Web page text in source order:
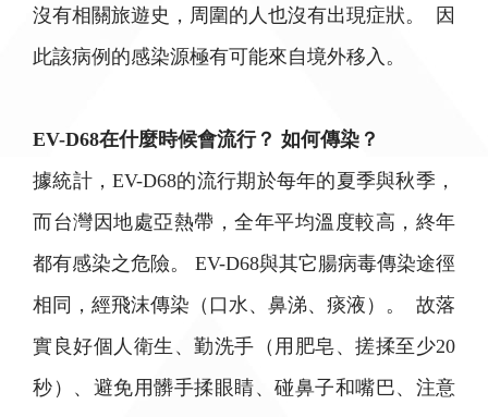
沒有相關旅遊史，周圍的人也沒有出現症狀。 因
此該病例的感染源極有可能來自境外移入。
EV-D68在什麼時候會流行？ 如何傳染？
據統計，EV-D68的流行期於每年的夏季與秋季，
而台灣因地處亞熱帶，全年平均溫度較高，終年
都有感染之危險。 EV-D68與其它腸病毒傳染途徑
相同，經飛沫傳染（口水、鼻涕、痰液）。 故落
實良好個人衛生、勤洗手（用肥皂、搓揉至少20
秒）、避免用髒手揉眼睛、碰鼻子和嘴巴、注意